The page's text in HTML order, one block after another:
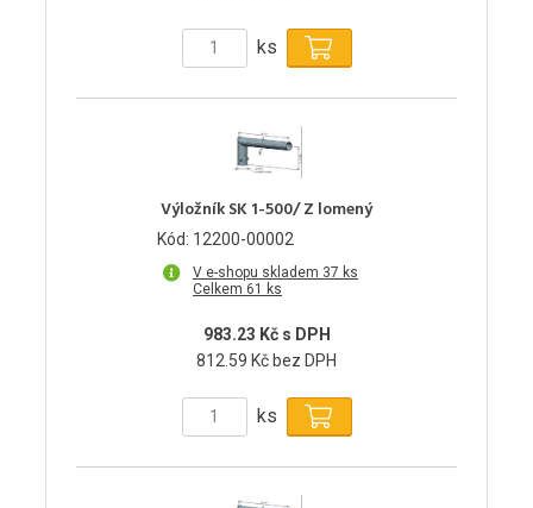
ks
Výložník SK 1-500/ Z lomený
Kód: 12200-00002
V e-shopu skladem 37 ks
Celkem 61 ks
983.23 Kč s DPH
812.59 Kč bez DPH
ks